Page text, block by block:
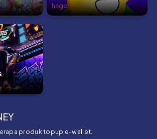
hago
produk topup e-wallet.